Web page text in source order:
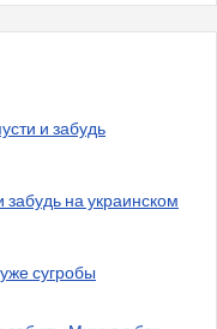
и забудь
на украинском
сугробы